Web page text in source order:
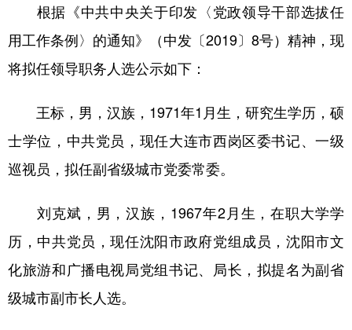
体育 视频 直播 无人机
地方频道
北京 天津 河北 山西
辽宁 吉林 上海 江苏
浙江 安徽 福建
山东 河南 湖北 湖南
广东 广西 海南 重庆
四川 贵州 云南 西藏
根据《中共中央关于印发〈党政领导干部选拔任
用工作条例〉的通知》（中发〔2019〕8号）精神，现
将拟任领导职务人选公示如下：
王标，男，汉族，1971年1月生，研究生学历，硕
士学位，中共党员，现任大连市西岗区委书记、一级
巡视员，拟任副省级城市党委常委。
刘克斌，男，汉族，1967年2月生，在职大学学
历，中共党员，现任沈阳市政府党组成员，沈阳市文
化旅游和广播电视局党组书记、局长，拟提名为副省
级城市副市长人选。